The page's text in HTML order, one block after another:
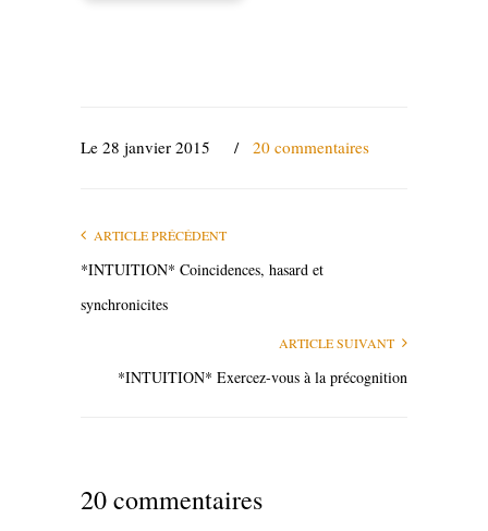
Le 28 janvier 2015 / 20 commentaires
ARTICLE PRÉCÉDENT
*INTUITION* Coincidences, hasard et
synchronicites
ARTICLE SUIVANT
*INTUITION* Exercez-vous à la précognition
20 commentaires